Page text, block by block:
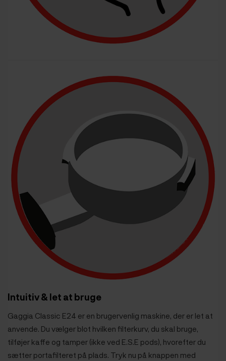
Intuitiv & let at bruge
Gaggia Classic E24 er en brugervenlig maskine, der er let at
anvende. Du vælger blot hvilken filterkurv, du skal bruge,
tilføjer kaffe og tamper (ikke ved E.S.E pods), hvorefter du
sætter portafilteret på plads. Tryk nu på knappen med